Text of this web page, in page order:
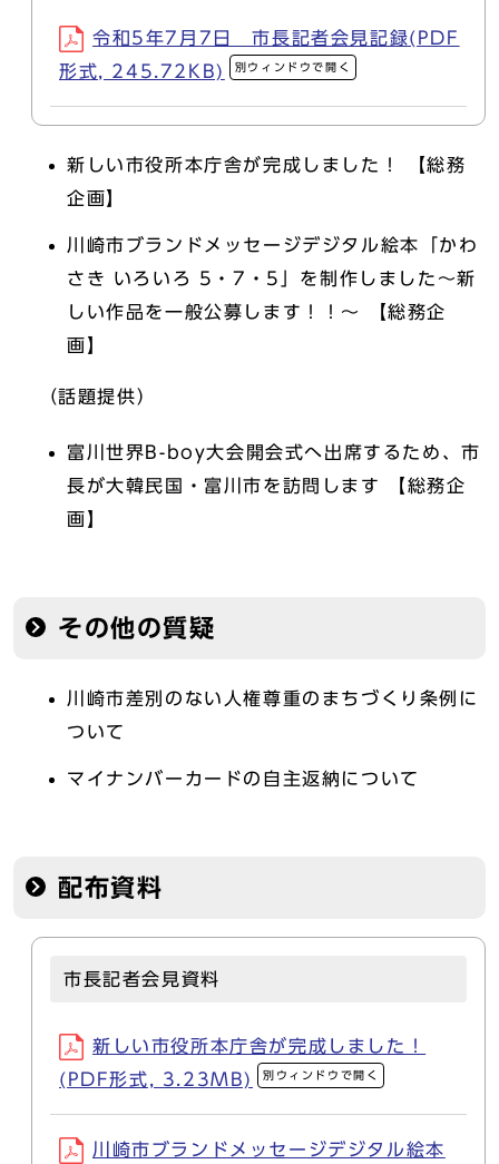
令和5年7月7日 市長記者会見記録(PDF
形式, 245.72KB)
別ウィンドウで開く
新しい市役所本庁舎が完成しました！ 【総務
企画】
川崎市ブランドメッセージデジタル絵本「かわ
さき いろいろ 5・7・5」を制作しました～新
しい作品を一般公募します！！～ 【総務企
画】
（話題提供）
富川世界B-boy大会開会式へ出席するため、市
長が大韓民国・富川市を訪問します 【総務企
画】
その他の質疑
川崎市差別のない人権尊重のまちづくり条例に
ついて
マイナンバーカードの自主返納について
配布資料
市長記者会見資料
新しい市役所本庁舎が完成しました！
(PDF形式, 3.23MB)
別ウィンドウで開く
川崎市ブランドメッセージデジタル絵本